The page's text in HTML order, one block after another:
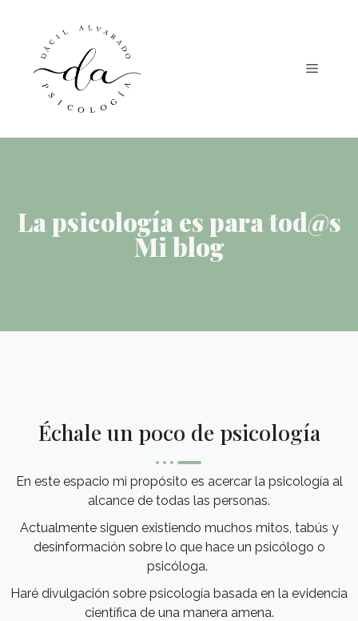
La psicología es para tod@s
Mi blog
Échale un poco de psicología
En este espacio mi propósito es acercar la psicología al
alcance de todas las personas.
Actualmente siguen existiendo muchos mitos, tabús y
desinformación sobre lo que hace un psicólogo o
psicóloga.
Haré divulgación sobre psicología basada en la evidencia
científica de una manera amena.